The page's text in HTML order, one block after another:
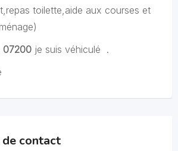
toilette,aide aux courses et
07200 je suis véhiculé .
contact